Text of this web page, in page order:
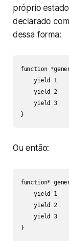
próprio
declarado
dessa forma:
function
    yield 1
    yield 2
    yield 3
}
Ou então:
function*
    yield 1
    yield 2
    yield 3
}